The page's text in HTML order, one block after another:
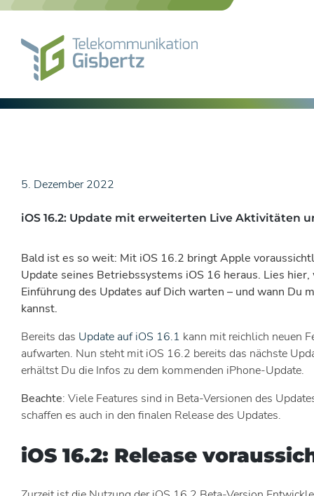
Skip
5. Dezember 2022
iOS 16.2: Update mit erweiterten Live Aktivitäten
Bald ist es so weit: Mit iOS 16.2 bringt Apple
Update seines Betriebssystems iOS 16 heraus. Lies
Einführung des Updates auf Dich warten – und wann Du
kannst.
Bereits das Update auf iOS 16.1 kann mit reichlich neuen
aufwarten. Nun steht mit iOS 16.2 bereits das nächste
erhältst Du die Infos zu dem kommenden iPhone-Update.
Beachte: Viele Features sind in Beta-Versionen des
schaffen es auch in den finalen Release des Updates.
iOS 16.2: Release